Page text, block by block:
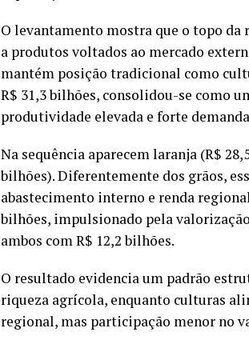
O levantamento mostra que o topo da
a produtos voltados ao mercado
mantém posição tradicional como
R$ 31,3 bilhões, consolidou-se como
produtividade elevada e forte
Na sequência aparecem laranja (R$
bilhões). Diferentemente dos grãos,
abastecimento interno e renda
bilhões, impulsionado pela
ambos com R$ 12,2 bilhões.
O resultado evidencia um padrão
riqueza agrícola, enquanto culturas
regional, mas participação menor no